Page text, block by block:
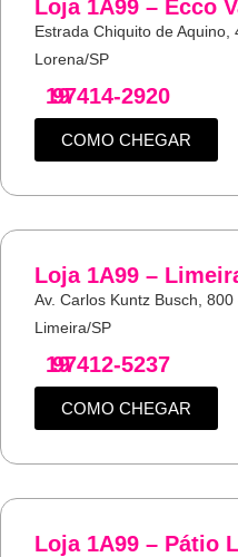
Loja 1A99 – Ecco
Estrada Chiquito de
Lorena/SP
19
97414-2920
COMO CHEGAR
Loja 1A99 –
Av. Carlos Kuntz Busch,
Limeira/SP
19
97412-5237
COMO CHEGAR
Loja 1A99 – Pátio